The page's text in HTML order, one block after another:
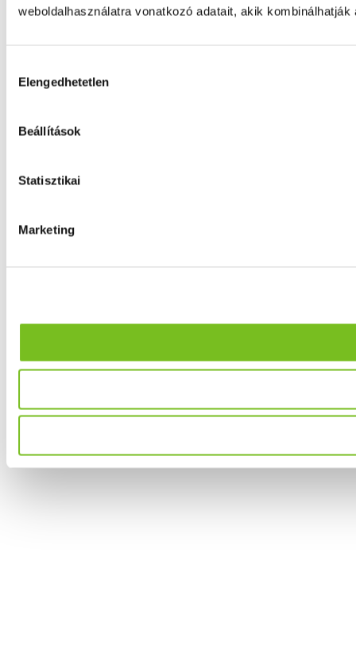
weboldalhasználatra vonatkozó adatait, akik
kiválasztása
Elengedhetetlen
Beállítások
Statisztikai
Marketing